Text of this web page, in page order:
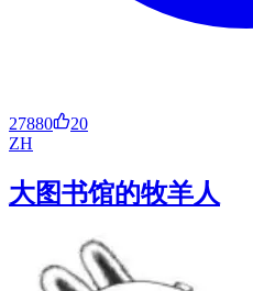
27880
20
ZH
大图书馆的牧羊人